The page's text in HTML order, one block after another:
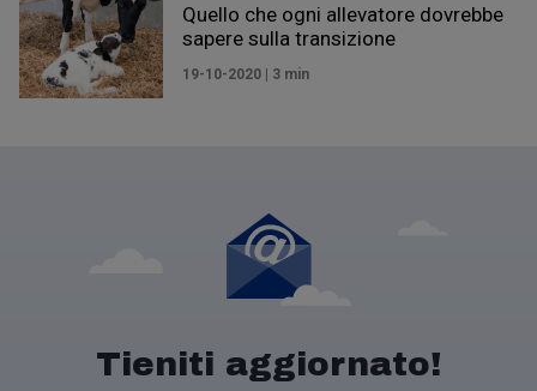
Quello che ogni allevatore dovrebbe
sapere sulla transizione
19-10-2020 | 3 min
Tieniti aggiornato!